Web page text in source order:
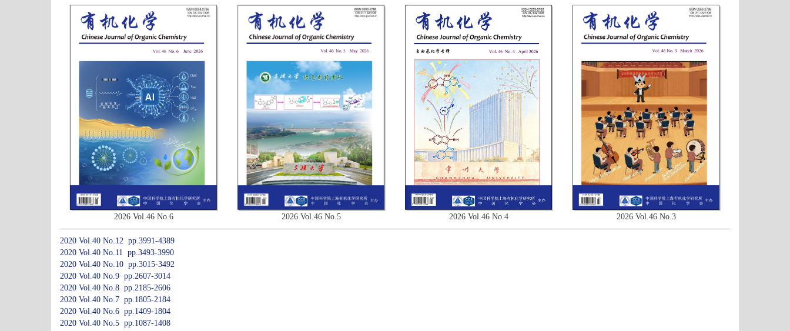
2026 Vol.46 No.6 2026 Vol.46 No.5 2026 Vol.46 No.4 2026 Vol.46 No.3
2020 Vol.40 No.12 pp.3991-4389
2020 Vol.40 No.11 pp.3493-3990
2020 Vol.40 No.10 pp.3015-3492
2020 Vol.40 No.9 pp.2607-3014
2020 Vol.40 No.8 pp.2185-2606
2020 Vol.40 No.7 pp.1805-2184
2020 Vol.40 No.6 pp.1409-1804
2020 Vol.40 No.5 pp.1087-1408